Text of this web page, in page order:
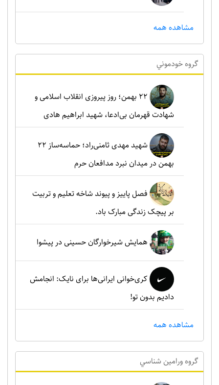
مشاهده همه
گروه خودموني
۲۲ بهمن؛ روز پیروزی انقلاب اسلامی و
شهادت قهرمان بی‌ادعا، شهید ابراهیم هادی
شهید مهدی ثامنی‌راد؛ حماسه‌ساز ۲۲
بهمن در میدان نبرد مدافعان حرم
فصل پاییز و پیوند شاخه تعلیم و تربیت
بر پیچک زندگی مبارک باد.
همایش شیرخوارگان حسینی در پیشوا
کری‌خوانی ایرانی‌ها برای نایک: انجامش
دادیم بدون تو!
مشاهده همه
گروه ورامين شناسي